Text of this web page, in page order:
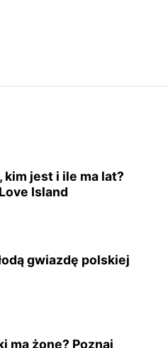
jest i ile ma lat?
Island
gwiazdę polskiej
ma żonę? Poznaj